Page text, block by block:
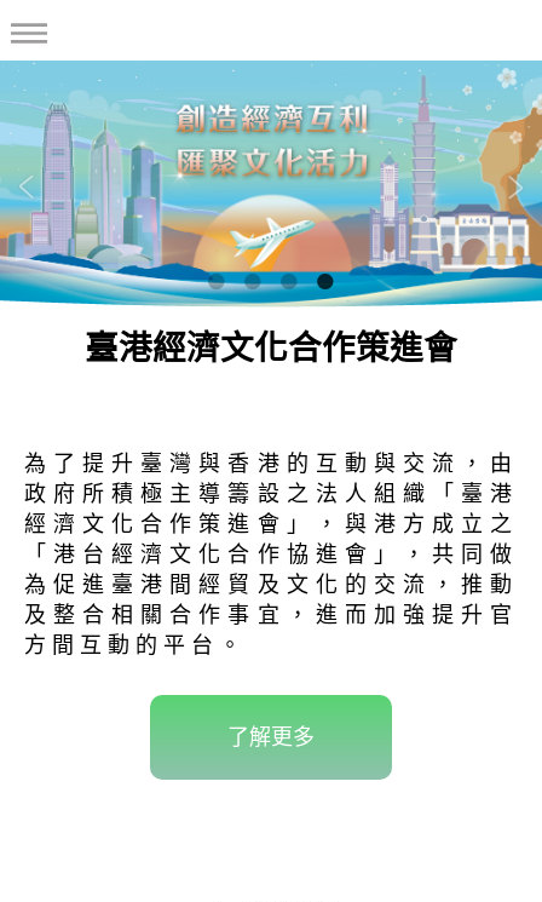
臺港經濟文化合作策進會
為了提升臺灣與香港的互動與交流，由
政府所積極主導籌設之法人組織「臺港
經濟文化合作策進會」，與港方成立之
「港台經濟文化合作協進會」，共同做
為促進臺港間經貿及文化的交流，推動
及整合相關合作事宜，進而加強提升官
方間互動的平台。
了解更多